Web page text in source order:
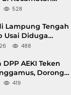
Kinerja
528
Lampung Tengah
Usai Diduga
di Bawah Umur
488
DPP AEKI Teken
Dorong
Berbasis Kopi
419